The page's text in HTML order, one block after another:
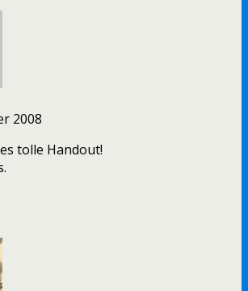
2008
tolle Handout!